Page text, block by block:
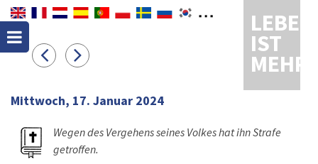
LEBEN
IST
MEHR
Mittwoch, 17. Januar 2024
Wegen des Vergehens seines Volkes hat ihn Strafe
getroffen.